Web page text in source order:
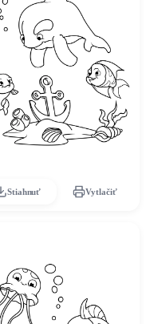
Stiahnuť Vytlačiť